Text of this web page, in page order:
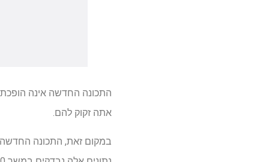
אתה זקוק להם.
במקום זאת, התכונה